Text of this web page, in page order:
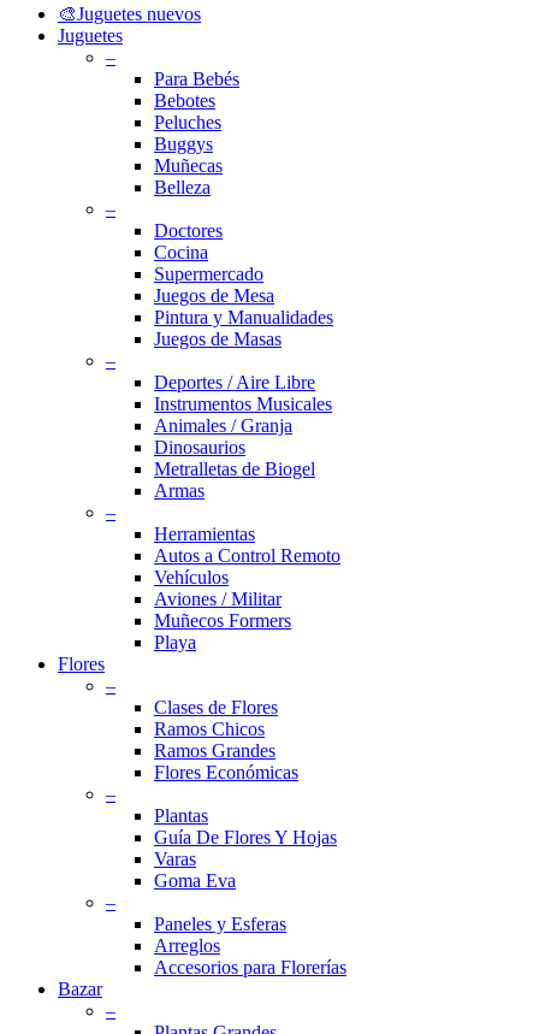
Close
Menu
🎨Juguetes nuevos
Juguetes
–
Para Bebés
Bebotes
Peluches
Buggys
Muñecas
Belleza
–
Doctores
Cocina
Supermercado
Juegos de Mesa
Pintura y Manualidades
Juegos de Masas
–
Deportes / Aire Libre
Instrumentos Musicales
Animales / Granja
Dinosaurios
Metralletas de Biogel
Armas
–
Herramientas
Autos a Control Remoto
Vehículos
Aviones / Militar
Muñecos Formers
Playa
Flores
–
Clases de Flores
Ramos Chicos
Ramos Grandes
Flores Económicas
–
Plantas
Guía De Flores Y Hojas
Varas
Goma Eva
–
Paneles y Esferas
Arreglos
Accesorios para Florerías
Bazar
–